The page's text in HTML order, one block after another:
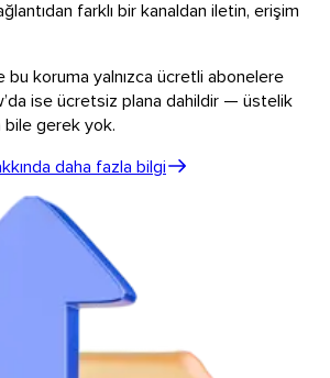
farklı bir kanaldan iletin, erişim
koruma yalnızca ücretli abonelere
ise ücretsiz plana dahildir — üstelik
bile gerek yok.
daha fazla bilgi